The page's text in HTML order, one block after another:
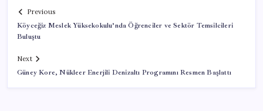
Previous
Köyceğiz Meslek Yüksekokulu’nda Öğrenciler ve Sektör Temsilcileri
Buluştu
Next
Güney Kore, Nükleer Enerjili Denizaltı Programını Resmen Başlattı